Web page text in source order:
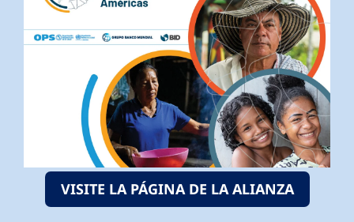
VISITE LA PÁGINA DE LA ALIANZA